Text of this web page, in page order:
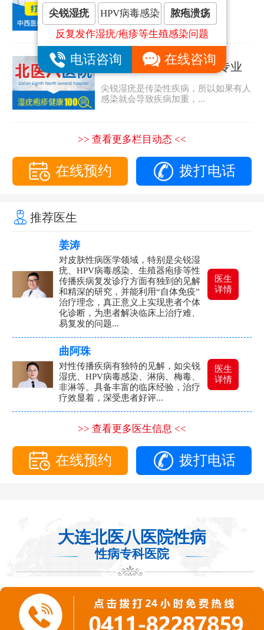
大连治疗尖锐湿疣哪里效果好
大连哪家尖锐湿疣医院专业
尖锐湿疣是传染性疾病，所以如果有人
感染就会导致疾病加重，...
>> 查看更多栏目动态 <<
在线预约 拨打电话
推荐医生
姜涛
对皮肤性病医学领域，特别是尖锐湿
疣、HPV病毒感染、生殖器疱疹等性
传播疾病复发诊疗方面有独到的见解
和精深的研究，并能利用“自体免疫”
治疗理念，真正意义上实现患者个体
化诊断，为患者解决临床上治疗难、
易复发的问题...
医生
详情
曲阿珠
对性传播疾病有独特的见解，如尖锐
湿疣、HPV病毒感染、淋病、梅毒、
非淋等。具备丰富的临床经验，治疗
疗效显着，深受患者好评...
医生
详情
>> 查看更多医生信息 <<
在线预约 拨打电话
大连北医八医院性病
性病专科医院
尖锐湿疣 HPV病毒感染
脓疱溃疡
反复发作湿疣/疱疹等生殖感染问题
电话咨询 在线咨询